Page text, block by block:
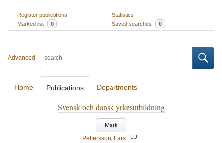
Register publications
Statistics
Marked list
0 Saved searches 0
Advanced
Home Publications Departments
Svensk och dansk yrkesutbildning
Mark
Pettersson, Lars
LU